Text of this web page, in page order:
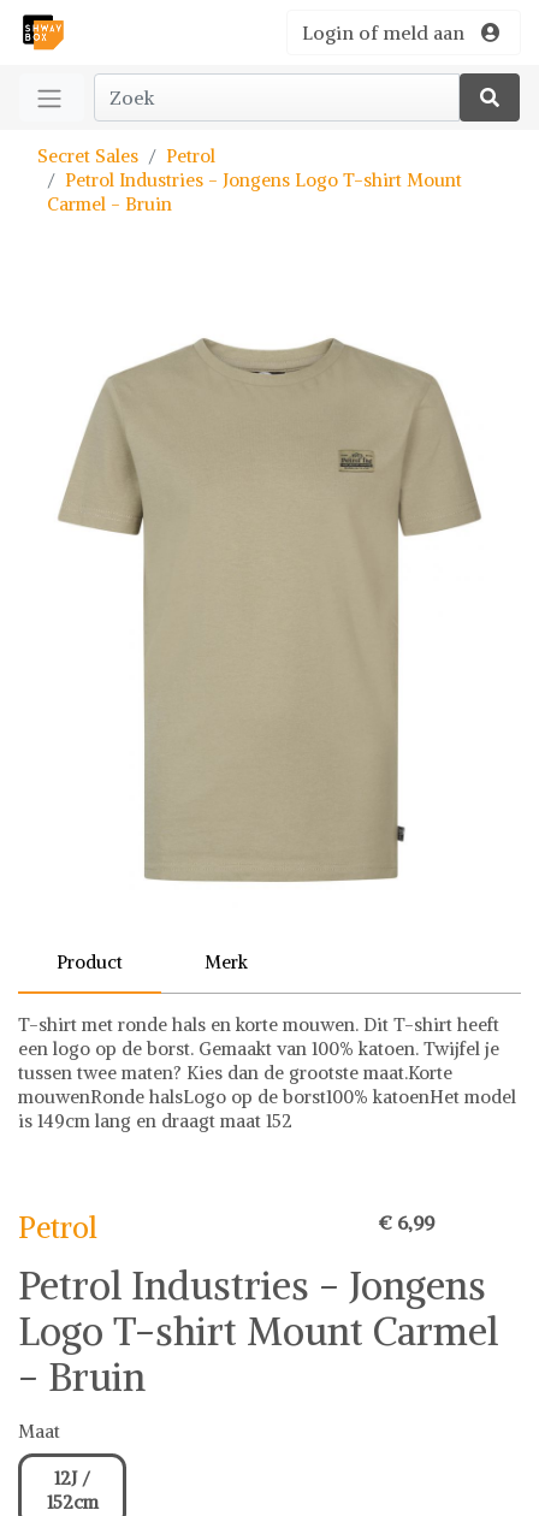
Login of meld aan
Secret Sales
Petrol
Petrol Industries - Jongens Logo T-shirt Mount
Carmel - Bruin
Product Merk
T-shirt met ronde hals en korte mouwen. Dit T-shirt heeft
een logo op de borst. Gemaakt van 100% katoen. Twijfel je
tussen twee maten? Kies dan de grootste maat.Korte
mouwenRonde halsLogo op de borst100% katoenHet model
is 149cm lang en draagt maat 152
Petrol € 6,99
Petrol Industries - Jongens
Logo T-shirt Mount Carmel
- Bruin
Maat
12J /
152cm